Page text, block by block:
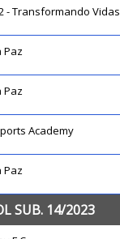
- Transformando Vidas
Academy
SUB. 14/2023